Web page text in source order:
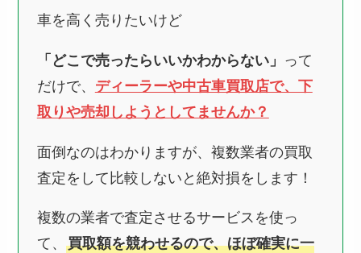
車を高く売りたいけど
「どこで売ったらいいかわからない」 って
だけで、 ディーラーや中古車買取店で、下
取りや売却しようとしてませんか？
面倒なのはわかりますが、複数業者の買取
査定をして比較しないと絶対損をします！
複数の業者で査定させるサービスを使っ
て、 買取額を競わせるので、ほぼ確実に一